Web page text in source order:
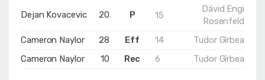
Dejan Kovacevic 20 P 15
Dávid Engi
Rosenfeld
Cameron Naylor
28 Eff 14
Tudor Gîrbea
Cameron Naylor
10 Rec 6 Tudor Gîrbea